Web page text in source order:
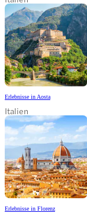
Erlebnisse in Aosta
Italien
Erlebnisse in Florenz